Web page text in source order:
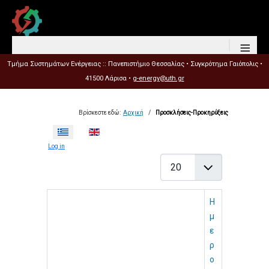
≡
Τμήμα Συστημάτων Ενέργειας :: Πανεπιστήμιο Θεσσαλίας • Συγκρότημα Γαιόπολις •
41500 Λάρισα • g-energy@uth.gr
Βρίσκεστε εδώ: Αρχική Προσκλήσεις-Προκηρύξεις
Επιλέξτε τη γλώσσα σας
Log in
Η
μ
ε
ρ
ο